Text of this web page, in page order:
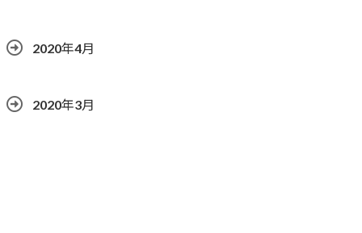
2020年4月
2020年3月